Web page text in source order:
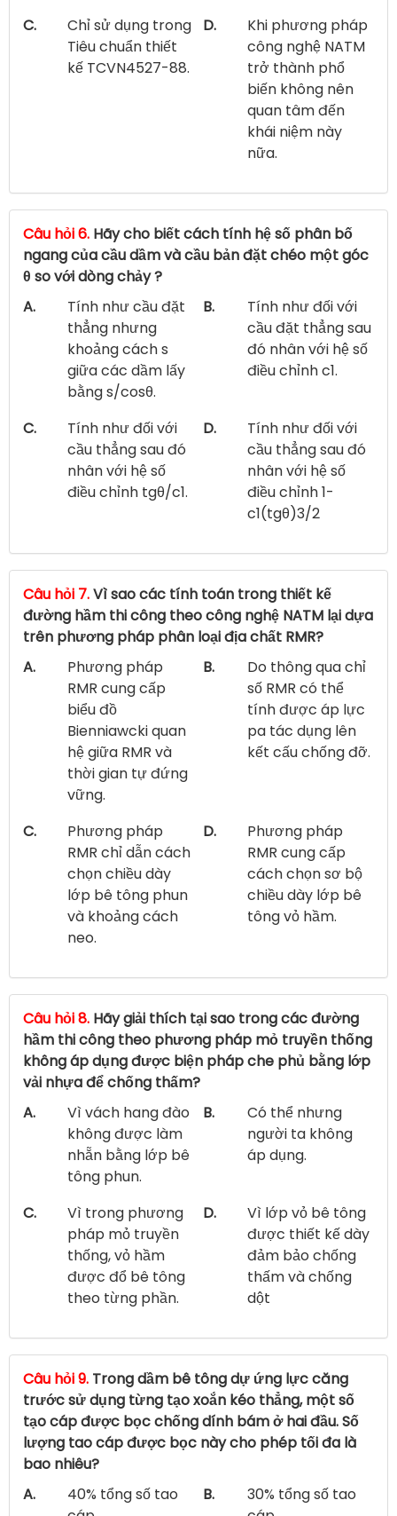
C.
Chỉ sử dụng trong
Tiêu chuẩn thiết
kế TCVN4527-88.
D.
Khi phương pháp
công nghệ NATM
trở thành phổ
biến không nên
quan tâm đến
khái niệm này
nữa.
Câu hỏi 6. Hãy cho biết cách tính hệ số phân bố
ngang của cầu dầm và cầu bản đặt chéo một góc
θ so với dòng chảy ?
A.
Tính như cầu đặt
thẳng nhưng
khoảng cách s
giữa các dầm lấy
bằng s/cosθ.
B.
Tính như đối với
cầu đặt thẳng sau
đó nhân với hệ số
điều chỉnh c1.
C.
Tính như đối với
cầu thẳng sau đó
nhân với hệ số
điều chỉnh tgθ/c1.
D.
Tính như đối với
cầu thẳng sau đó
nhân với hệ số
điều chỉnh 1-
c1(tgθ)3/2
Câu hỏi 7.Vì sao các tính toán trong thiết kế
đường hầm thi công theo công nghệ NATM lại dựa
trên phương pháp phân loại địa chất RMR?
A.
Phương pháp
RMR cung cấp
biểu đồ
Bienniawcki quan
hệ giữa RMR và
thời gian tự đứng
vững.
B.
Do thông qua chỉ
số RMR có thể
tính được áp lực
pa tác dụng lên
kết cấu chống đỡ.
C.
Phương pháp
RMR chỉ dẫn cách
chọn chiều dày
lớp bê tông phun
và khoảng cách
neo.
D.
Phương pháp
RMR cung cấp
cách chọn sơ bộ
chiều dày lớp bê
tông vỏ hầm.
Câu hỏi 8. Hãy giải thích tại sao trong các đường
hầm thi công theo phương pháp mỏ truyền thống
không áp dụng được biện pháp che phủ bằng lớp
vải nhựa để chống thấm?
A.
Vì vách hang đào
không được làm
nhẵn bằng lớp bê
tông phun.
B.
Có thể nhưng
người ta không
áp dụng.
C.
Vì trong phương
pháp mỏ truyền
thống, vỏ hầm
được đổ bê tông
theo từng phần.
D.
Vì lớp vỏ bê tông
được thiết kế dày
đảm bảo chống
thấm và chống
dột
Câu hỏi 9. Trong dầm bê tông dự ứng lực căng
trước sử dụng từng tạo xoắn kéo thẳng, một số
tạo cáp được bọc chống dính bám ở hai đầu. Số
lượng tao cáp được bọc này cho phép tối đa là
bao nhiêu?
A.
40% tổng số tao
B.
30% tổng số tao